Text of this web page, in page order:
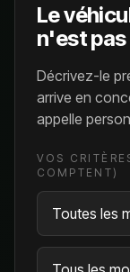
Le
n'est pas
Décrivez-le
arrive en
appelle
VOS
COMPTENT)